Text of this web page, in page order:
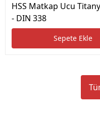
HSS Matkap Ucu
- DIN 338
Sepete Ekle